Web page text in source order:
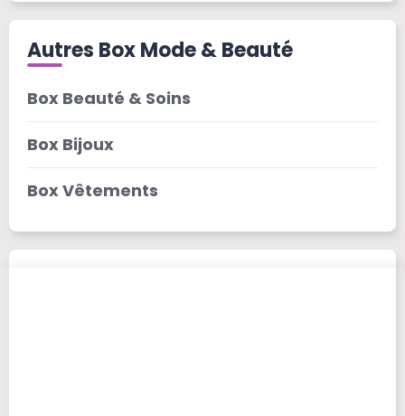
Autres Box Mode & Beauté
Box Beauté & Soins
Box Bijoux
Box Vêtements